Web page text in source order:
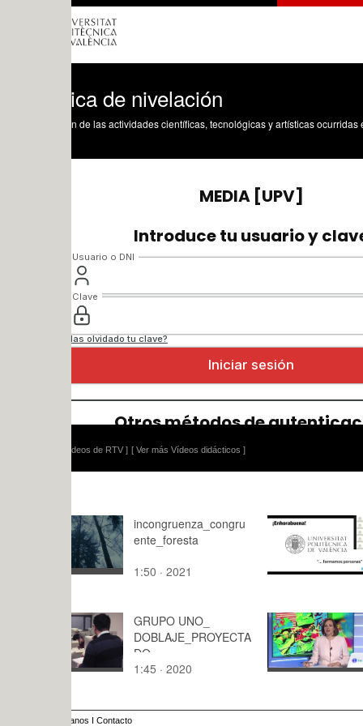
de nivelación
de las actividades científicas, tecnológicas y artísticas ocurridas en los tres
[ Ver más Vídeos didácticos ]
incongruenza_congru
ente_foresta
1:50 · 2021
U-
Empleo
86:42 ·
GRUPO UNO_
DOBLAJE_PROYECTA
DO
1:45 · 2020
Noticia
Exposicíon
Alicante
2:44 · 2020